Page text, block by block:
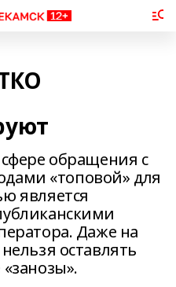
обращения с
«топовой» для
является
Даже на
оставлять